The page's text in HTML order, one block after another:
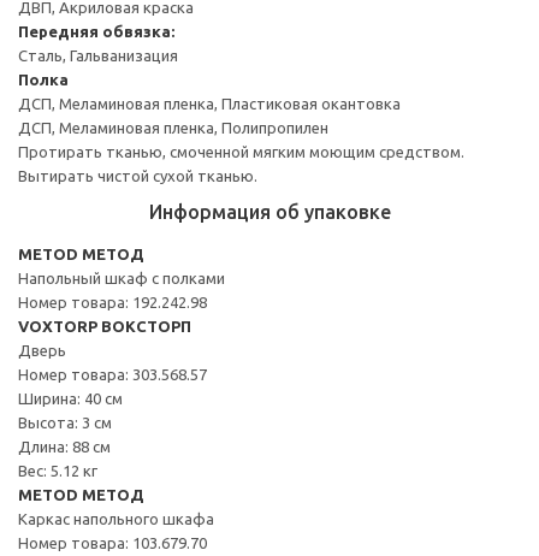
ДВП, Акриловая краска
Передняя обвязка:
Сталь, Гальванизация
Полка
ДСП, Меламиновая пленка, Пластиковая окантовка
ДСП, Меламиновая пленка, Полипропилен
Протирать тканью, смоченной мягким моющим средством.
Вытирать чистой сухой тканью.
Информация об упаковке
METOD МЕТОД
Напольный шкаф с полками
Номер товара: 192.242.98
VOXTORP ВОКСТОРП
Дверь
Номер товара: 303.568.57
Ширина: 40 см
Высота: 3 см
Длина: 88 см
Вес: 5.12 кг
METOD МЕТОД
Каркас напольного шкафа
Номер товара: 103.679.70